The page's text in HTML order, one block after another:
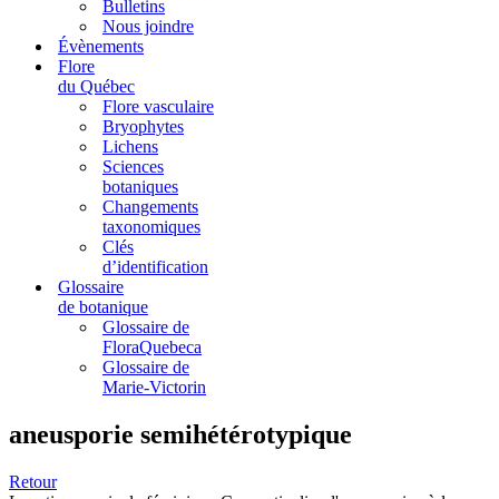
Bulletins
Nous joindre
Évènements
Flore
du Québec
Flore vasculaire
Bryophytes
Lichens
Sciences
botaniques
Changements
taxonomiques
Clés
d’identification
Glossaire
de botanique
Glossaire de
FloraQuebeca
Glossaire de
Marie-Victorin
aneusporie semihétérotypique
Retour